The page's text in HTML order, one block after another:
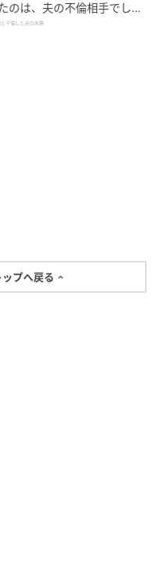
のは、夫の不倫相手でし
と不倫した夫の末路
プへ戻る